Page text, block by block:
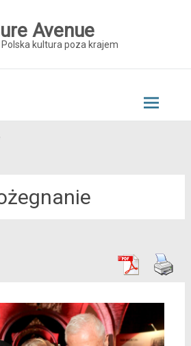
Avenue
Polska kultura poza krajem